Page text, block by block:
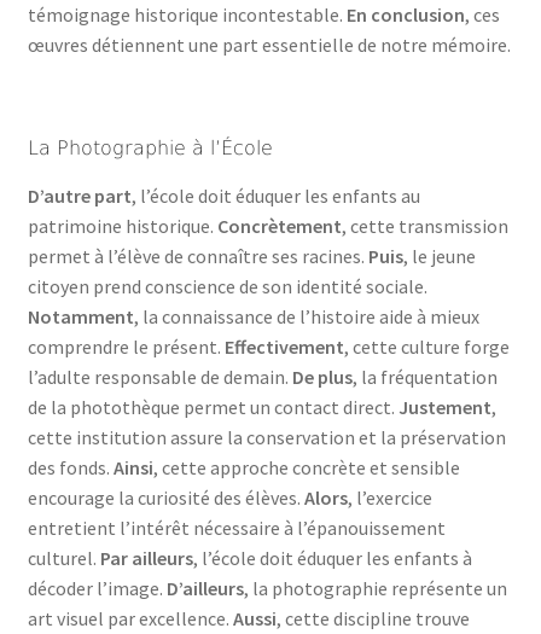
témoignage historique incontestable. En conclusion, ces
œuvres détiennent une part essentielle de notre mémoire.
La Photographie à l’École
D’autre part, l’école doit éduquer les enfants au
patrimoine historique. Concrètement, cette transmission
permet à l’élève de connaître ses racines. Puis, le jeune
citoyen prend conscience de son identité sociale.
Notamment, la connaissance de l’histoire aide à mieux
comprendre le présent. Effectivement, cette culture forge
l’adulte responsable de demain. De plus, la fréquentation
de la photothèque permet un contact direct. Justement,
cette institution assure la conservation et la préservation
des fonds. Ainsi, cette approche concrète et sensible
encourage la curiosité des élèves. Alors, l’exercice
entretient l’intérêt nécessaire à l’épanouissement
culturel. Par ailleurs, l’école doit éduquer les enfants à
décoder l’image. D’ailleurs, la photographie représente un
art visuel par excellence. Aussi, cette discipline trouve